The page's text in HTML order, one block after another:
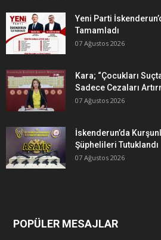
Yeni Parti
Tamamladı
07 Ağustos 2026
Kara; “Çocukları
Sadece Cezaları
07 Ağustos 2026
İskenderun’da
Şüphelileri Tutuklandı
07 Ağustos 2026
POPÜLER MESAJLAR